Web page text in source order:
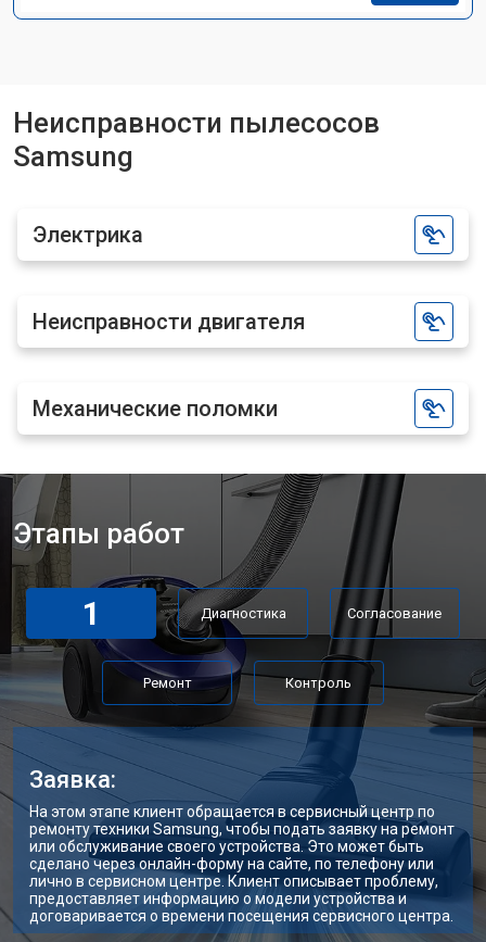
Неисправности пылесосов
Samsung
Электрика
Неисправности двигателя
Механические поломки
Этапы работ
1 Диагностика Согласование
Ремонт Контроль
Заявка:
На этом этапе клиент обращается в сервисный центр по
ремонту техники Samsung, чтобы подать заявку на ремонт
или обслуживание своего устройства. Это может быть
сделано через онлайн-форму на сайте, по телефону или
лично в сервисном центре. Клиент описывает проблему,
предоставляет информацию о модели устройства и
договаривается о времени посещения сервисного центра.